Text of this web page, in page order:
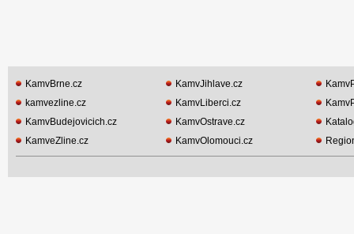
KamvBrne.cz
kamvezline.cz
KamvBudejovicich.cz
KamveZline.cz
KamvJihlave.cz
KamvLiberci.cz
KamvOstrave.cz
KamvOlomouci.cz